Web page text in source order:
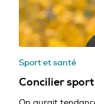
Sport et santé
Concilier